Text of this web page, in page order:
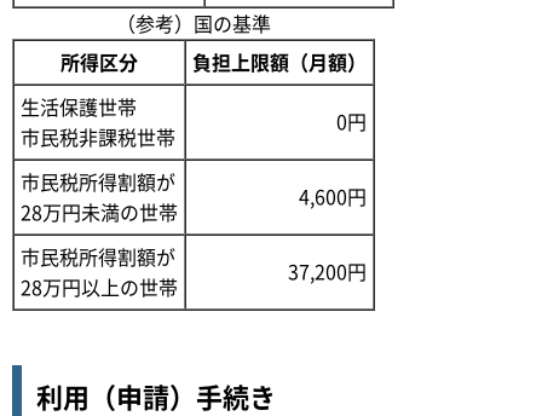
（参考）国の基準
所得区分
負担上限額（月額）
生活保護世帯
市民税非課税世帯
0円
市民税所得割額が
28万円未満の世帯
4,600円
市民税所得割額が
28万円以上の世帯
37,200円
利用（申請）手続き